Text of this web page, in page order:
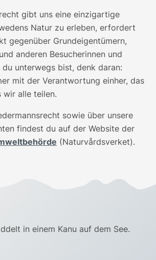
gibt uns eine einzigartige
Natur zu erleben, erfordert
gegenüber Grundeigentümern,
anderen Besucherinnen und
du unterwegs bist, denk daran:
mit der Verantwortung einher, das
wir alle teilen.
sowie über unsere
findest du auf der Website der
(Naturvårdsverket).